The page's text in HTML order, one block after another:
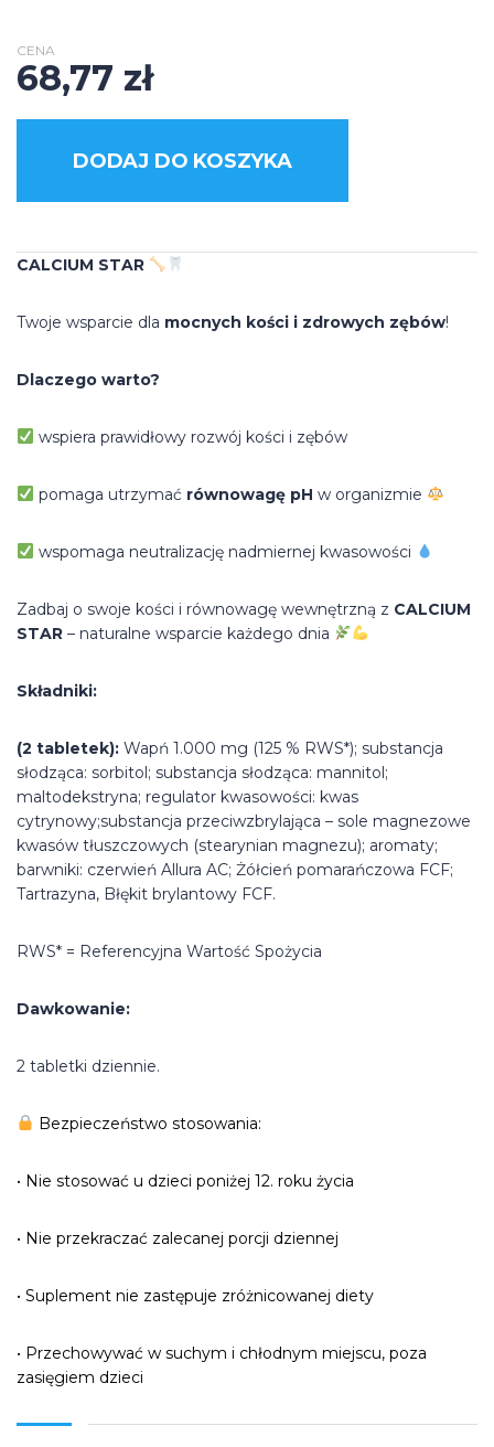
CENA
68,77 zł
DODAJ DO KOSZYKA
CALCIUM STAR
Twoje wsparcie dla mocnych kości i zdrowych zębów!
Dlaczego warto?
wspiera prawidłowy rozwój kości i zębów
pomaga utrzymać równowagę pH w organizmie
wspomaga neutralizację nadmiernej kwasowości
Zadbaj o swoje kości i równowagę wewnętrzną z CALCIUM
STAR – naturalne wsparcie każdego dnia
Składniki:
(2 tabletek): Wapń 1.000 mg (125 % RWS*); substancja
słodząca: sorbitol; substancja słodząca: mannitol;
maltodekstryna; regulator kwasowości: kwas
cytrynowy;substancja przeciwzbrylająca – sole magnezowe
kwasów tłuszczowych (stearynian magnezu); aromaty;
barwniki: czerwień Allura AC; Żółcień pomarańczowa FCF;
Tartrazyna, Błękit brylantowy FCF.
RWS* = Referencyjna Wartość Spożycia
Dawkowanie:
2 tabletki dziennie.
Bezpieczeństwo stosowania:
• Nie stosować u dzieci poniżej 12. roku życia
• Nie przekraczać zalecanej porcji dziennej
• Suplement nie zastępuje zróżnicowanej diety
• Przechowywać w suchym i chłodnym miejscu, poza
zasięgiem dzieci